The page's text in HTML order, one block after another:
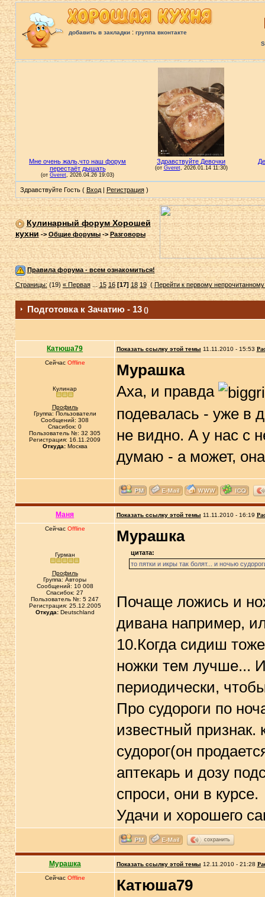
добавить в закладки: группа вконтакте
Здравствуйте Гость ( Вход| Регистрация)
Кулинарный форум Хорошей
кухни->Общие форумы-> Разговоры
Правила форума - всем ознакомиться!
Страницы:(19)« Первая...15 16 [17] 18 19(Перейти к первому
Подготовка к Зачатию - 13()
Катюша79 Показать ссылку этой темы 11.11.2010 - 15:53
Сейчас Offline
Кулинар
Профиль
Группа: Пользователи
Сообщений: 308
Спасибок: 0
Пользователь №: 32 305
Регистрация: 16.11.2009
Откуда:Москва
Мурашка
Аха, и правда
подевалась - уже в
не видно. А у нас с
думаю - а может,
Маня Показать ссылку этой темы 11.11.2010 - 16:19
Сейчас Offline
Гурман
Профиль
Группа: Авторы
Сообщений: 10 008
Спасибок: 27
Пользователь №: 5 247
Регистрация: 25.12.2005
Откуда:Deutschland
Мурашка
цитата:
то пятки и икры так болят... и ночью
Почаще ложись и
дивана например,
10.Когда сидиш
ножки тем лучше...
периодически,
Про судороги по
известный признак.
судорог(он
аптекарь и дозу
спроси, они в курсе.
Удачи и хорошего
сохранить
Мурашка Показать ссылку этой темы 12.11.2010 - 21:28
Сейчас Offline
Катюша79